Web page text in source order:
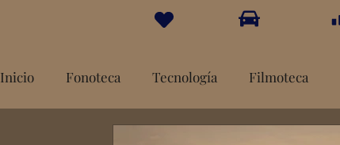
Inicio Fonoteca Tecnología Filmoteca